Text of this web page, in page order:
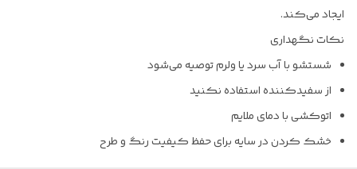
ایجاد می‌کند.
نکات نگهداری
شستشو با آب سرد یا ولرم توصیه می‌شود
از سفیدکننده استفاده نکنید
اتوکشی با دمای ملایم
خشک کردن در سایه برای حفظ کیفیت رنگ و طرح